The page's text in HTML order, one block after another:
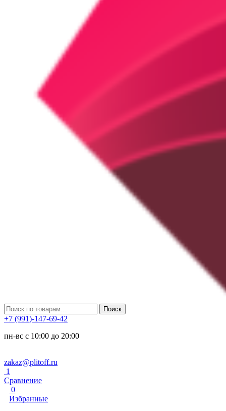
Искать: Поиск
+7 (991)-147-69-42
пн-вс с 10:00 до 20:00
zakaz@plitoff.ru
1
Сравнение
0
Избранные